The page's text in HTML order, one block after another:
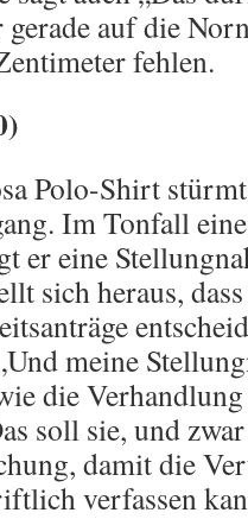
auf die
fehlen.
Polo-Shirt
Im Tonfall
er eine
sich heraus,
meine
die
soll sie, und
damit die
verfassen